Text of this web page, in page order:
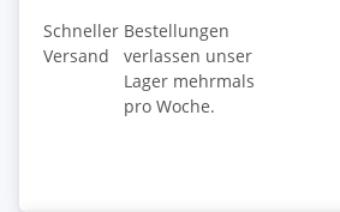
Schneller
Versand
Bestellungen
verlassen unser
Lager mehrmals
pro Woche.